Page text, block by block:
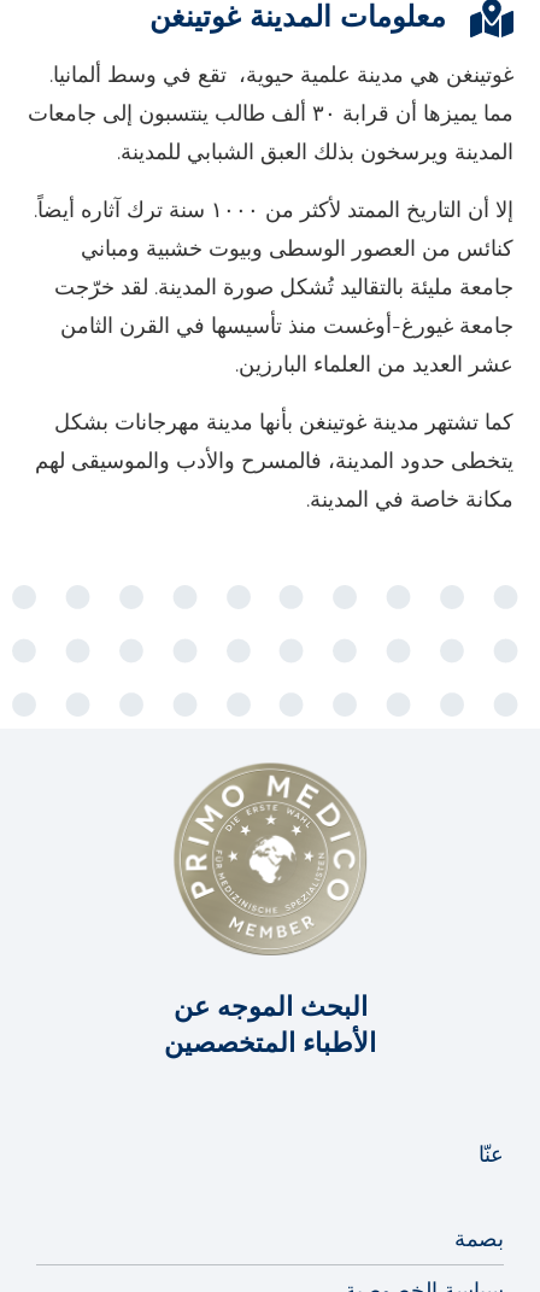
معلومات المدينة غوتينغن
غوتينغن هي مدينة علمية حيوية، تقع في وسط ألمانيا.
مما يميزها أن قرابة ٣٠ ألف طالب ينتسبون إلى جامعات
المدينة ويرسخون بذلك العبق الشبابي للمدينة.
إلا أن التاريخ الممتد لأكثر من ١٠٠٠ سنة ترك آثاره أيضاً.
كنائس من العصور الوسطى وبيوت خشبية ومباني
جامعة مليئة بالتقاليد تُشكل صورة المدينة. لقد خرّجت
جامعة غيورغ-أوغست منذ تأسيسها في القرن الثامن
عشر العديد من العلماء البارزين.
كما تشتهر مدينة غوتينغن بأنها مدينة مهرجانات بشكل
يتخطى حدود المدينة، فالمسرح والأدب والموسيقى لهم
مكانة خاصة في المدينة.
البحث الموجه عن
الأطباء المتخصصين
عنّا
بصمة